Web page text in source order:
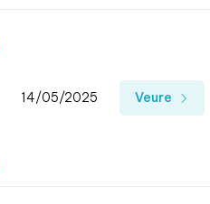
14/05/2025 Veure